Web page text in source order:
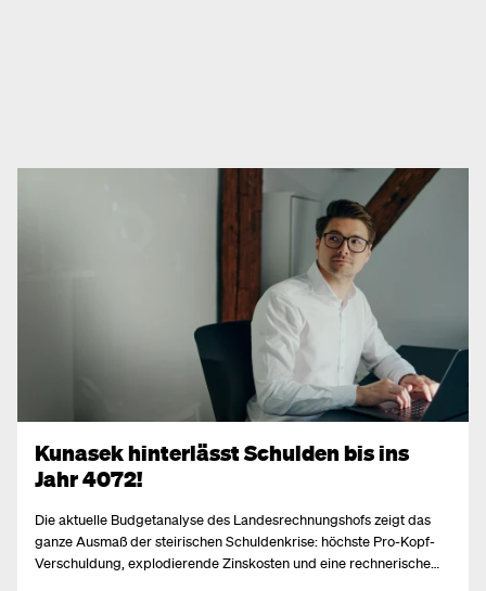
Kunasek hinterlässt Schulden bis ins
Jahr 4072!
Die aktuelle Budgetanalyse des Landesrechnungshofs zeigt das
ganze Ausmaß der steirischen Schuldenkrise: höchste Pro-Kopf-
Verschuldung, explodierende Zinskosten und eine rechnerische